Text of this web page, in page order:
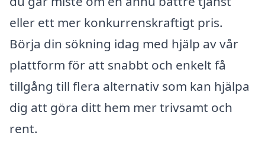
eller ett mer konkurrenskraftigt pris.
Börja din sökning idag med hjälp av vår
plattform för att snabbt och enkelt få
tillgång till flera alternativ som kan hjälpa
dig att göra ditt hem mer trivsamt och
rent.